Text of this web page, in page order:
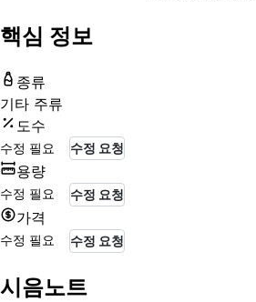
핵심 정보
종류
기타 주류
도수
수정 필요 수정 요청
용량
수정 필요 수정 요청
가격
수정 필요 수정 요청
시음노트